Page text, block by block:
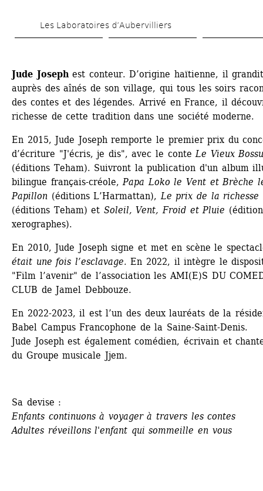
au
Les Laboratoires d’Aubervilliers
Jude Josephest conteur. D’origine haïtienne, il
auprès des aînés de son village, qui tous les soirs
des contes et des légendes. Arrivé en France, il
richesse de cette tradition dans une société moderne.
En 2015, Jude Joseph remporte le premier prix du
d’écriture "J'écris, je dis", avec le conte Le Vieux
(éditions Teham). Suivront la publication d'un album
bilingue français-créole, Papa Loko le Vent et Brèche
Papillon (éditions L’Harmattan), Le prix de la richesse
(éditions Teham) et Soleil, Vent, Froid et Pluie
xerographes).
En 2010, Jude Joseph signe et met en scène le
était une fois l’esclavage. En 2022, il intègre le
"Film l’avenir" de l’association les AMI(E)S DU
CLUB de Jamel Debbouze.
En 2022-2023, il est l’un des deux lauréats de la
Babel Campus Francophone de la Saine-Saint-Denis.
Jude Joseph est également comédien, écrivain et
du Groupe musicale Jjem.
Sa devise :
Enfants continuons à voyager à travers les contes
Adultes réveillons l'enfant qui sommeille en vous